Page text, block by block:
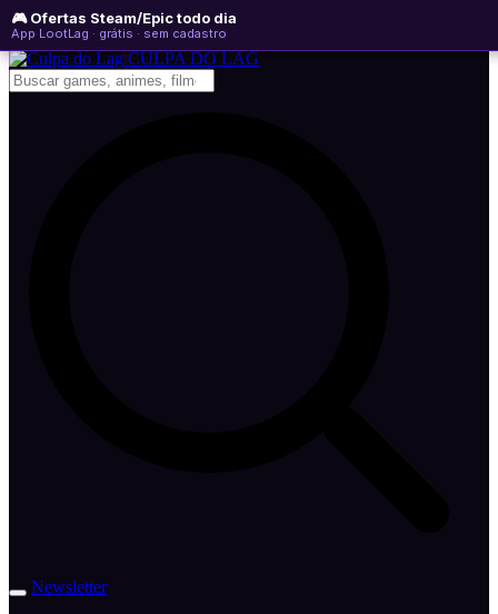
🎮 Ofertas Steam/Epic todo dia
App LootLag · grátis · sem cadastro
quinta-feira, 06 de agosto de 2026
Newsletter
CULPA DO LAG
Newsletter